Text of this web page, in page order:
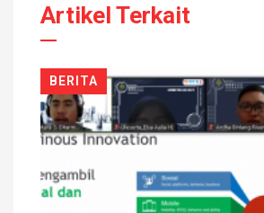
Artikel Terkait
BERITA